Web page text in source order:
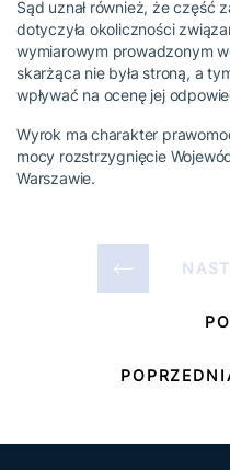
Sąd uznał również, że część
dotyczyła okoliczności
wymiarowym prowadzonym
skarżąca nie była stroną, a
wpływać na ocenę jej
Wyrok ma charakter
mocy rozstrzygnięcie
Warszawie.